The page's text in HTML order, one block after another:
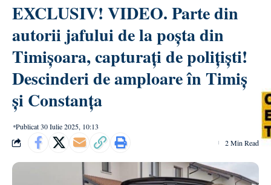
EXCLUSIV! VIDEO. Parte din
autorii jafului de la poșta din
Timișoara, capturați de polițiști!
Descinderi de amploare în Timiș
și Constanța
Publicat 30 Iulie 2025, 10:13
2 Min Read